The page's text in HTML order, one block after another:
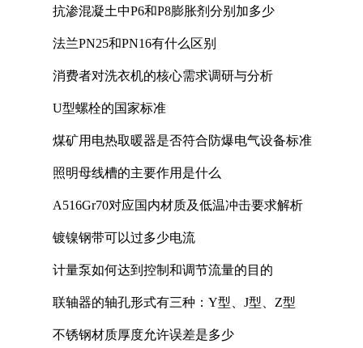
抗渗混凝土中P6和P8膨胀剂分别加多少
法兰PN25和PN16有什么区别
消费者对洗衣机的核心需求调研与分析
U型螺栓的国家标准
煤矿用电热取暖器是否符合防爆电气设备标准
照明母线槽的主要作用是什么
A516Gr70对应国内材质及低温冲击要求解析
镀镍钢带可以过多少电流
计量泵如何达到控制和调节流量的目的
联轴器的轴孔形式有三种：Y型、J型、Z型
不锈钢材质厚度允许误差是多少